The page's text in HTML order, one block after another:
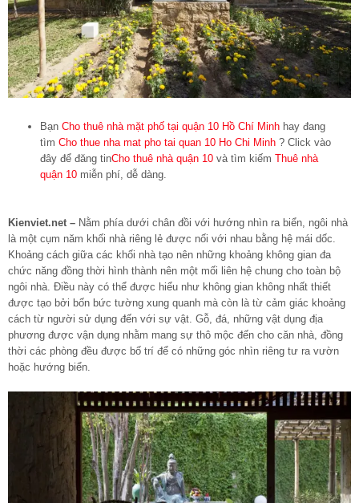
Bạn Cho thuê nhà mặt phố tại quận 10 Hồ Chí Minh hay đang
tìm Cho thue nha mat pho tai quan 10 Ho Chi Minh ? Click vào
đây để đăng tinCho thuê nhà quận 10 và tìm kiếm Thuê nhà
quận 10 miễn phí, dễ dàng.
Kienviet.net – Nằm phía dưới chân đồi với hướng nhìn ra biển, ngôi nhà
là một cụm năm khối nhà riêng lẻ được nối với nhau bằng hệ mái dốc.
Khoảng cách giữa các khối nhà tạo nên những khoảng không gian đa
chức năng đồng thời hình thành nên một mối liên hệ chung cho toàn bộ
ngôi nhà. Điều này có thể được hiểu như không gian không nhất thiết
được tạo bởi bốn bức tường xung quanh mà còn là từ cảm giác khoảng
cách từ người sử dụng đến với sự vật. Gỗ, đá, những vật dụng địa
phương được vận dụng nhằm mang sự thô mộc đến cho căn nhà, đồng
thời các phòng đều được bố trí để có những góc nhìn riêng tư ra vườn
hoặc hướng biển.